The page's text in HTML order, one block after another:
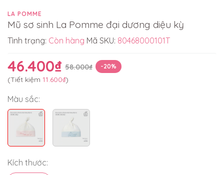
LA POMME
Mũ sơ sinh La Pomme đại dương diệu kỳ
Tình trạng: Còn hàng Mã SKU: 80468000101T
46.400₫ 58.000₫ -20%
(Tiết kiệm 11.600₫)
Màu sắc:
Kích thước: